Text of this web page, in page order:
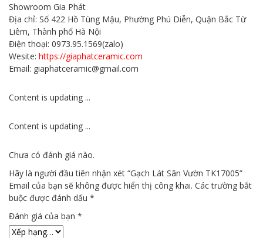
Showroom Gia Phát
Địa chỉ: Số 422 Hồ Tùng Mậu, Phường Phú Diễn, Quận Bắc Từ
Liêm, Thành phố Hà Nội
Điện thoại: 0973.95.1569(zalo)
Wesite: https://giaphatceramic.com
Email: giaphatceramic@gmail.com
Content is updating ...
Content is updating ...
Chưa có đánh giá nào.
Hãy là người đầu tiên nhận xét “Gạch Lát Sân Vườn TK17005”
Email của bạn sẽ không được hiển thị công khai. Các trường bắt
buộc được đánh dấu *
Đánh giá của bạn *